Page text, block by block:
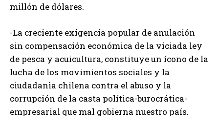
millón de dólares.
-La creciente exigencia popular de anulación
sin compensación económica de la viciada ley
de pesca y acuicultura, constituye un ícono de la
lucha de los movimientos sociales y la
ciudadanìa chilena contra el abuso y la
corrupción de la casta política-burocrática-
empresarial que mal gobierna nuestro país.